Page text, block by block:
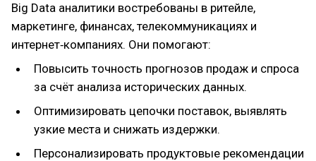
Big Data аналитики востребованы в ритейле,
маркетинге, финансах, телекоммуникациях и
интернет‑компаниях. Они помогают:
Повысить точность прогнозов продаж и спроса
за счёт анализа исторических данных.
Оптимизировать цепочки поставок, выявлять
узкие места и снижать издержки.
Персонализировать продуктовые рекомендации